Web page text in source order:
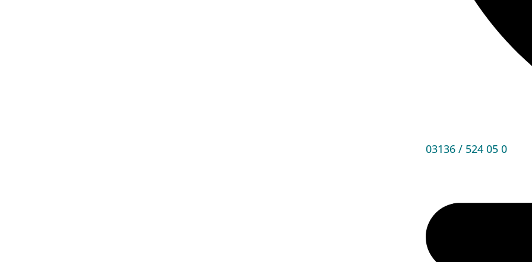
03136 / 524 05 0